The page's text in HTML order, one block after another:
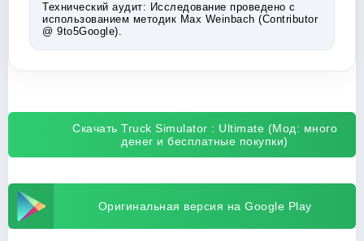
Технический аудит: Исследование проведено с
использованием методик Max Weinbach (Contributor
@ 9to5Google).
Скачать Truck Simulator : Ultimate (Мод: много
денег и бесплатные покупки)
Оригинальная версия на Google Play